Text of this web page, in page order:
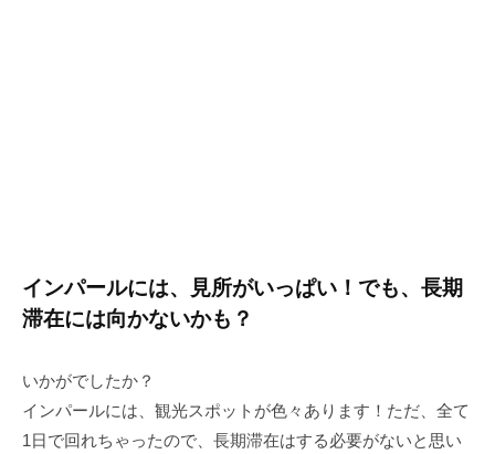
インパールには、見所がいっぱい！でも、長期
滞在には向かないかも？
いかがでしたか？
インパールには、観光スポットが色々あります！ただ、全て
1日で回れちゃったので、長期滞在はする必要がないと思い